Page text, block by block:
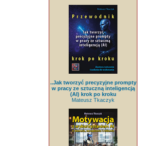
..Jak tworzyć precyzyjne prompty
w pracy ze sztuczną inteligencją
(AI) krok po kroku
Mateusz Tkaczyk